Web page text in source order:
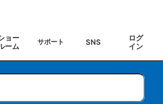
ョー
ーム
サポート SNS
ログ
イン